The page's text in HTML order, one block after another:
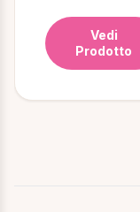
Vedi
Prodotto